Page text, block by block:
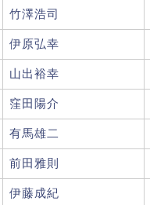
竹澤浩司
伊原弘幸
山出裕幸
窪田陽介
有馬雄二
前田雅則
伊藤成紀